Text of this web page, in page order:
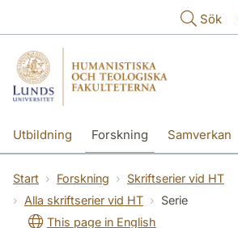
Sök
Utbildning Forskning Samverkan
Start Forskning
Skriftserier vid HT
Alla skriftserier vid HT
Serie
This page in English